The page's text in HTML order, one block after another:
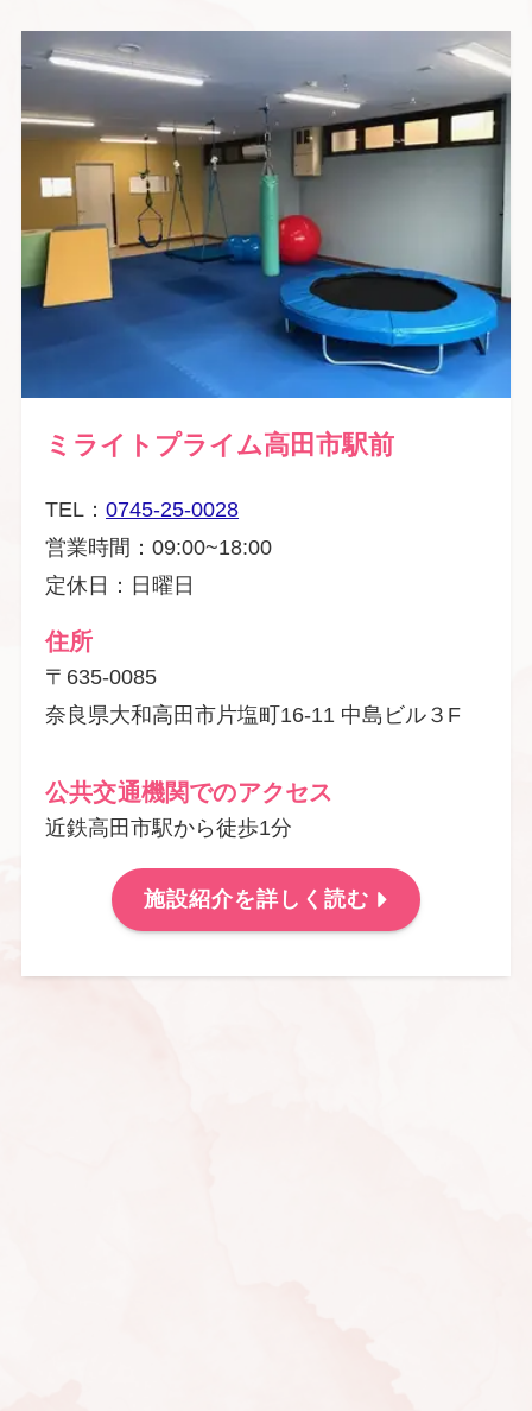
ミライトプライム高田市駅前
TEL：0745-25-0028
営業時間：09:00~18:00
定休日：日曜日
住所
〒635-0085
奈良県大和高田市片塩町16-11 中島ビル３F
公共交通機関でのアクセス
近鉄高田市駅から徒歩1分
施設紹介を詳しく読む